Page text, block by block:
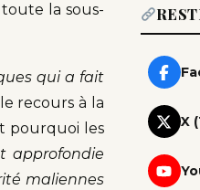
la sous-
qui a fait
recours à la
pourquoi les
approfondie
maliennes
X